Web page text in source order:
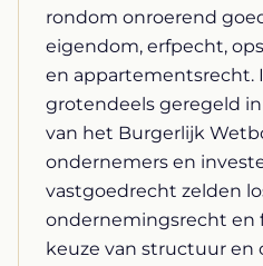
rondom onroerend
eigendom, erfpecht,
en appartementsrecht.
grotendeels geregeld
van het Burgerlijk
ondernemers en
vastgoedrecht zelden
ondernemingsrecht en
keuze van structuur en